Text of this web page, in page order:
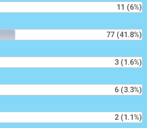
11 (6%)
77 (41.8%)
3 (1.6%)
6 (3.3%)
2 (1.1%)